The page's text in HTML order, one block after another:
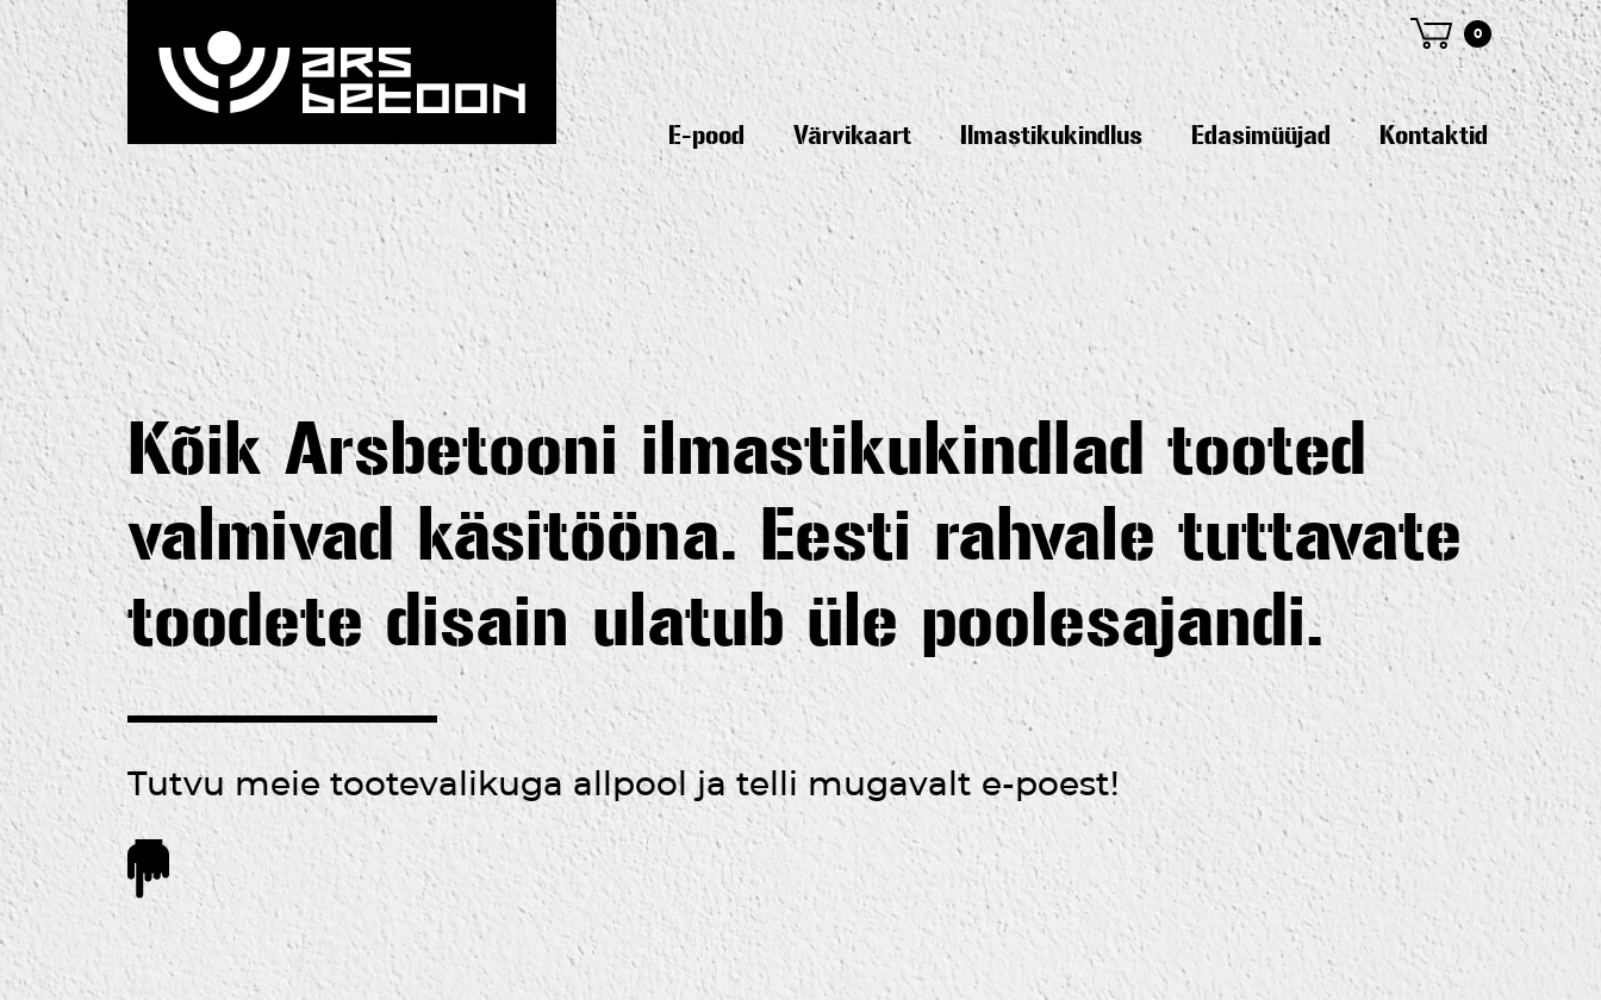
E-pood Värvikaart Ilmastikukindlus Edasimüüjad Kontaktid
0
Kõik Arsbetooni ilmastikukindlad tooted
valmivad käsitööna. Eesti rahvale tuttavate
toodete disain ulatub üle poolesajandi.
Tutvu meie tootevalikuga allpool ja telli mugavalt e-poest!